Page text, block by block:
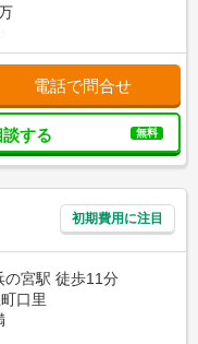
電話で問合せ
する 無料
初期費用に注目
の宮駅 徒歩11分
口里